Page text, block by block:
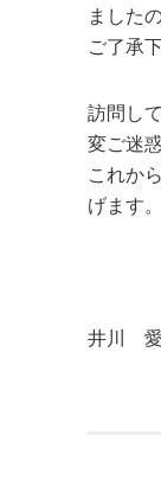
ました
ご了承
訪問し
変ご迷
これか
げます。
井川 愛